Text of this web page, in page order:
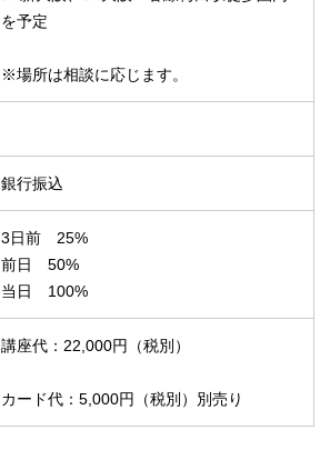
を予定
※場所は相談に応じます。
銀行振込
3日前 25%
前日 50%
当日 100%
講座代：22,000円（税別）
カード代：5,000円（税別）別売り